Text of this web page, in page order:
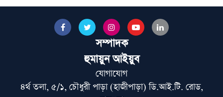
বিশ্বজয়ী হাফেজ জাকারিয়াকে সম্মাননা দিল ইক্বরা
ইন্টারন্যাশনাল মাদরাসা
লন্ডনে জুলাই গণ-অভ্যুত্থান দিবসের অনুষ্ঠানে
সম্পাদক
হুমায়ুন আইয়ুব
যোগাযোগ
৪র্থ তলা, ৫/১, চৌধুরী পাড়া (হাজীপাড়া) ডি.আই.টি. রোড,